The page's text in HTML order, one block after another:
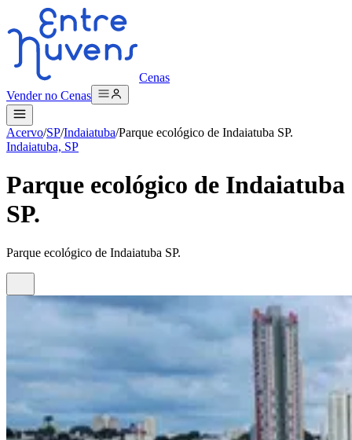
Cenas
Vender no Cenas
Acervo/SP/Indaiatuba/Parque ecológico de Indaiatuba SP.
Indaiatuba, SP
Parque ecológico de Indaiatuba
SP.
Parque ecológico de Indaiatuba SP.